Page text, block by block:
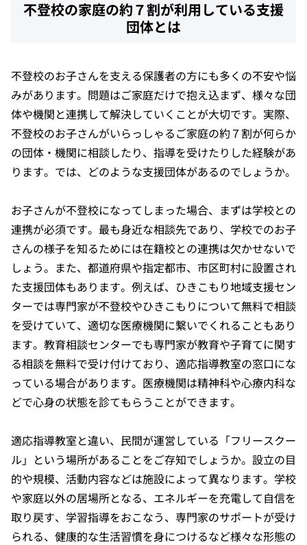
不登校の家庭の約７割が利用している支援
団体とは
不登校のお子さんを支える保護者の方にも多くの不安や悩
みがあります。問題はご家庭だけで抱え込まず、様々な団
体や機関と連携して解決していくことが大切です。実際、
不登校のお子さんがいらっしゃるご家庭の約７割が何らか
の団体・機関に相談したり、指導を受けたりした経験があ
ります。では、どのような支援団体があるのでしょうか。
お子さんが不登校になってしまった場合、まずは学校との
連携が必須です。最も身近な相談先であり、学校でのお子
さんの様子を知るためには在籍校との連携は欠かせないで
しょう。また、都道府県や指定都市、市区町村に設置され
た支援団体もあります。例えば、ひきこもり地域支援セン
ターでは専門家が不登校やひきこもりについて無料で相談
を受けていて、適切な医療機関に繋いでくれることもあり
ます。教育相談センターでも専門家が教育や子育てに関す
る相談を無料で受け付けており、適応指導教室の窓口にな
っている場合があります。医療機関は精神科や心療内科な
どで心身の状態を診てもらうことができます。
適応指導教室と違い、民間が運営している「フリースクー
ル」という場所があることをご存知でしょうか。設立の目
的や規模、活動内容などは施設によって異なります。学校
や家庭以外の居場所となる、エネルギーを充電して自信を
取り戻す、学習指導をおこなう、専門家のサポートが受け
られる、健康的な生活習慣を身につけるなど様々な形態の